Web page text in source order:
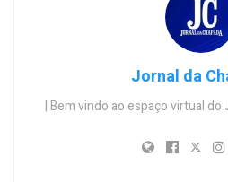
Jornal da
| Bem vindo ao espaço virtual do